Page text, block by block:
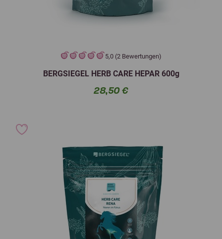
5,0 (2 Bewertungen)
BERGSIEGEL HERB CARE HEPAR 600g
28,50 €